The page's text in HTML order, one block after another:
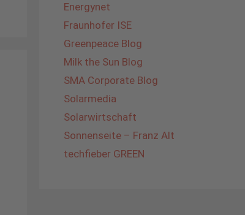
Energynet
Fraunhofer ISE
Greenpeace Blog
Milk the Sun Blog
SMA Corporate Blog
Solarmedia
Solarwirtschaft
Sonnenseite – Franz Alt
techfieber GREEN